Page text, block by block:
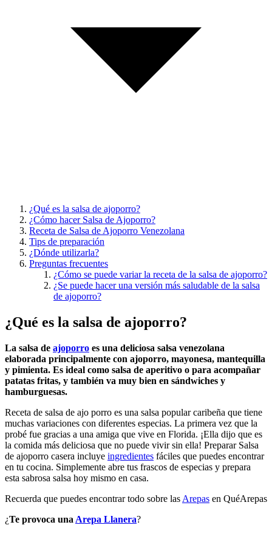
¿Qué es la salsa de ajoporro?
¿Cómo hacer Salsa de Ajoporro?
Receta de Salsa de Ajoporro Venezolana
Tips de preparación
¿Dónde utilizarla?
Preguntas frecuentes
¿Cómo se puede variar la receta de la salsa de ajoporro?
¿Se puede hacer una versión más saludable de la salsa
de ajoporro?
¿Qué es la salsa de ajoporro?
La salsa de ajoporro es una deliciosa salsa venezolana
elaborada principalmente con ajoporro, mayonesa, mantequilla
y pimienta. Es ideal como salsa de aperitivo o para acompañar
patatas fritas, y también va muy bien en sándwiches y
hamburguesas.
Receta de salsa de ajo porro es una salsa popular caribeña que tiene
muchas variaciones con diferentes especias. La primera vez que la
probé fue gracias a una amiga que vive en Florida. ¡Ella dijo que es
la comida más deliciosa que no puede vivir sin ella! Preparar Salsa
de ajoporro casera incluye ingredientes fáciles que puedes encontrar
en tu cocina. Simplemente abre tus frascos de especias y prepara
esta sabrosa salsa hoy mismo en casa.
Recuerda que puedes encontrar todo sobre las Arepas en QuéArepas
¿Te provoca una Arepa Llanera?